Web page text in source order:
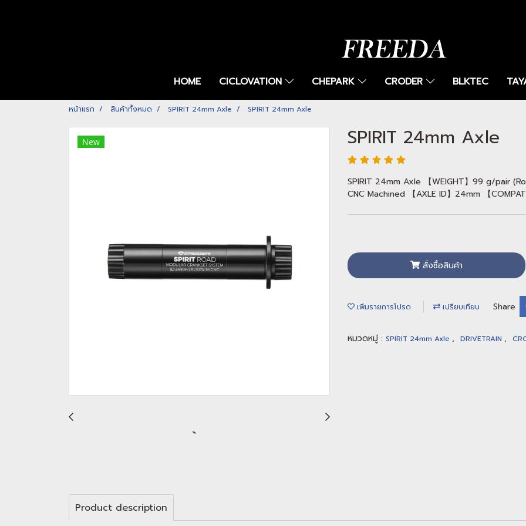
HOME CICLOVATION CHEPARK CRODER BLKTEC
หน้าแรก สินค้าทั้งหมด SPIRIT 24mm Axle SPIRIT 24mm Axle
New SPIRIT 24mm Axle
SPIRIT 24mm Axle 【WEIGHT】99 g/pair
CNC Machined 【AXLE ID】24mm 【
สั่งซื้อสินค้า
เพิ่มรายการโปรด เปรียบเทียบ Share
หมวดหมู่ : SPIRIT 24mm Axle , DRIVETRAIN ,
Product description